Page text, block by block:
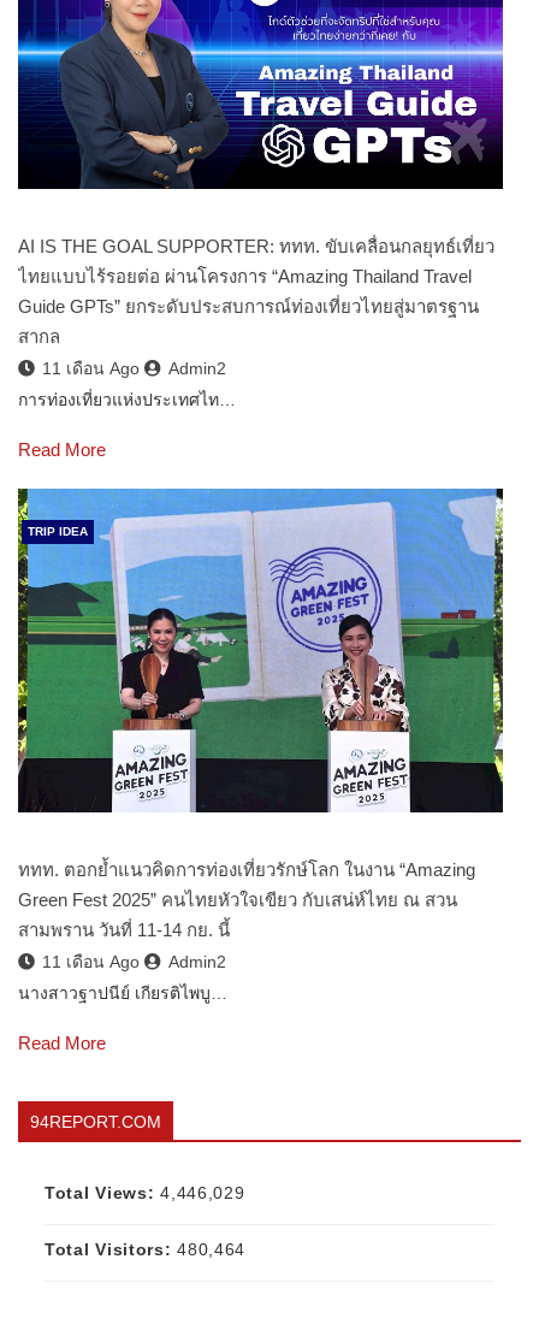
AI IS THE GOAL SUPPORTER: ททท. ขับเคลื่อนกลยุทธ์เที่ยว
ไทยแบบไร้รอยต่อ ผ่านโครงการ “Amazing Thailand Travel
Guide GPTs” ยกระดับประสบการณ์ท่องเที่ยวไทยสู่มาตรฐาน
สากล
11 เดือน Ago
Admin2
การท่องเที่ยวแห่งประเทศไท…
Read More
TRIP IDEA
ททท. ตอกย้ำแนวคิดการท่องเที่ยวรักษ์โลก ในงาน “Amazing
Green Fest 2025” คนไทยหัวใจเขียว กับเสน่ห์ไทย ณ สวน
สามพราน วันที่ 11-14 กย. นี้
11 เดือน Ago
Admin2
นางสาวฐาปนีย์ เกียรติไพบู…
Read More
94REPORT.COM
Total Views:4,446,029
Total Visitors:480,464